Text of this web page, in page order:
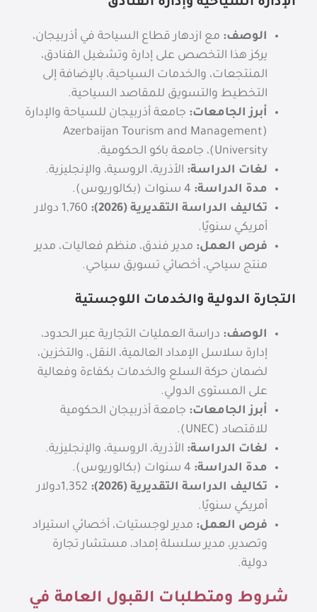
الإدارة السياحية وإدارة الفنادق
الوصف: مع ازدهار قطاع السياحة في أذربيجان،
يركز هذا التخصص على إدارة وتشغيل الفنادق،
المنتجعات، والخدمات السياحية، بالإضافة إلى
التخطيط والتسويق للمقاصد السياحية.
أبرز الجامعات: جامعة أذربيجان للسياحة والإدارة
(Azerbaijan Tourism and Management
University)، جامعة باكو الحكومية.
لغات الدراسة: الأذرية، الروسية، والإنجليزية.
مدة الدراسة:
تكاليف الدراسة التقديرية (2026):
1,760 دولار
أمريكي سنويًا.
فرص العمل: مدير فندق، منظم فعاليات، مدير
منتج سياحي، أخصائي تسويق سياحي.
التجارة الدولية والخدمات اللوجستية
الوصف: دراسة العمليات التجارية عبر الحدود،
إدارة سلاسل الإمداد العالمية، النقل، والتخزين،
لضمان حركة السلع والخدمات بكفاءة وفعالية
على المستوى الدولي.
أبرز الجامعات: جامعة أذربيجان الحكومية
للاقتصاد (UNEC).
لغات الدراسة: الأذرية، الروسية، والإنجليزية.
مدة الدراسة:
تكاليف الدراسة التقديرية (2026):
1,352دولار
أمريكي سنويًا.
فرص العمل: مدير لوجستيات، أخصائي استيراد
وتصدير، مدير سلسلة إمداد، مستشار تجارة
دولية.
شروط ومتطلبات القبول العامة في